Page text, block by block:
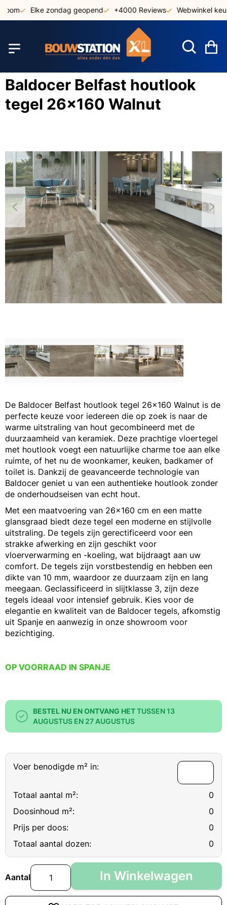
naar
Elke zondag geopend +4000 Reviews Webwinkel
Baldocer Belfast houtlook
tegel 26x160 Walnut
OP VOORRAAD IN SPANJE
BESTEL NU EN ONTVANG HETTUSSEN 13
AUGUSTUS EN 27 AUGUSTUS
Voer benodigde m² in:
Totaal aantal m²:
0
Doosinhoud m²:
0
Prijs per doos:
0
Totaal aantal dozen:
0
Aantal In Winkelwagen
De Baldocer Belfast houtlook tegel 26x160 Walnut is de
perfecte keuze voor iedereen die op zoek is naar de
warme uitstraling van hout gecombineerd met de
duurzaamheid van keramiek. Deze prachtige vloertegel
met houtlook voegt een natuurlijke charme toe aan elke
ruimte, of het nu de woonkamer, keuken, badkamer of
toilet is. Dankzij de geavanceerde technologie van
Baldocer geniet u van een authentieke houtlook zonder
de onderhoudseisen van echt hout.
Met een maatvoering van 26x160 cm en een matte
glansgraad biedt deze tegel een moderne en stijlvolle
uitstraling. De tegels zijn gerectificeerd voor een
strakke afwerking en zijn geschikt voor
vloerverwarming en -koeling, wat bijdraagt aan uw
comfort. De tegels zijn vorstbestendig en hebben een
dikte van 10 mm, waardoor ze duurzaam zijn en lang
meegaan. Geclassificeerd in slijtklasse 3, zijn deze
tegels ideaal voor intensief gebruik. Kies voor de
elegantie en kwaliteit van de Baldocer tegels, afkomstig
uit Spanje en aanwezig in onze showroom voor
bezichtiging.